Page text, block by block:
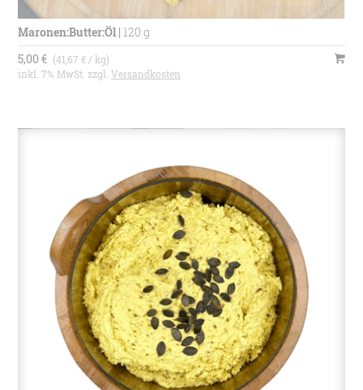
Maronen:Butter:Öl | 120 g
5,00 € (41,67 € / kg)
inkl. 7% MwSt. zzgl.Versandkosten